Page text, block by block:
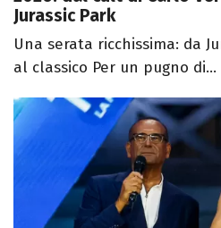
Jurassic Park
Una serata ricchissima: da
al classico Per un pugno di...